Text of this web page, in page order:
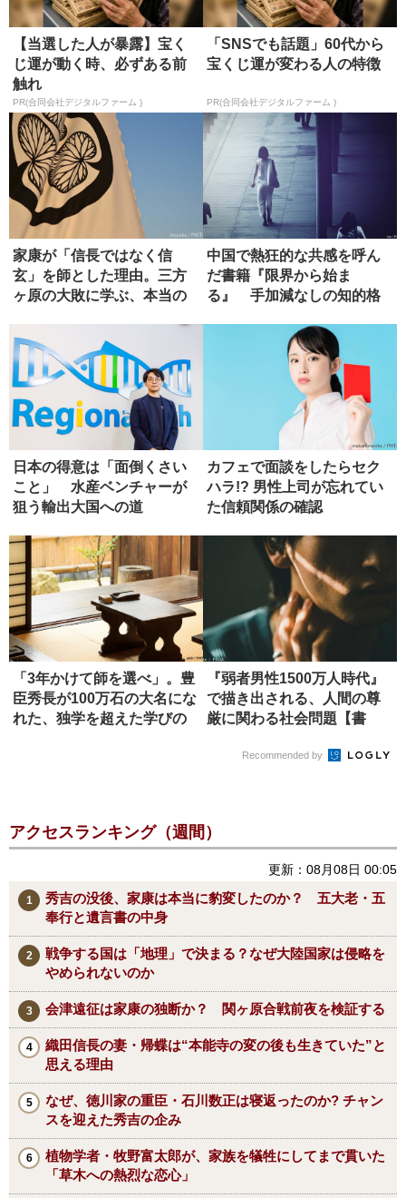
【当選した人が暴露】宝く
じ運が動く時、必ずある前
触れ
PR(合同会社デジタルファーム )
「SNSでも話題」60代から
宝くじ運が変わる人の特徴
PR(合同会社デジタルファーム )
家康が「信長ではなく信
玄」を師とした理由。三方
ヶ原の大敗に学ぶ、本当の
中国で熱狂的な共感を呼ん
だ書籍『限界から始ま
る』 手加減なしの知的格
日本の得意は「面倒くさい
こと」 水産ベンチャーが
狙う輸出大国への道
カフェで面談をしたらセク
ハラ!? 男性上司が忘れてい
た信頼関係の確認
「3年かけて師を選べ」。豊
臣秀長が100万石の大名にな
れた、独学を超えた学びの
『弱者男性1500万人時代』
で描き出される、人間の尊
厳に関わる社会問題【書
Recommended by
アクセスランキング（週間）
更新：08月08日 00:05
秀吉の没後、家康は本当に豹変したのか？ 五大老・五
奉行と遺言書の中身
戦争する国は「地理」で決まる？なぜ大陸国家は侵略を
やめられないのか
会津遠征は家康の独断か？ 関ヶ原合戦前夜を検証する
織田信長の妻・帰蝶は“本能寺の変の後も生きていた”と
思える理由
なぜ、徳川家の重臣・石川数正は寝返ったのか? チャン
スを迎えた秀吉の企み
植物学者・牧野富太郎が、家族を犠牲にしてまで貫いた
「草木への熱烈な恋心」